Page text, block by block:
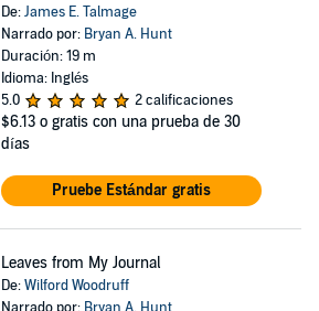
De:James E. Talmage
Narrado por: Bryan A. Hunt
Duración: 19 m
Idioma: Inglés
5.0
2 calificaciones
$6.13 o gratis con una prueba de 30
días
Pruebe Estándar gratis
Leaves from My Journal
De:Wilford Woodruff